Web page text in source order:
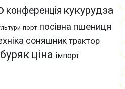
конференція кукурудза
порт посівна пшениця
соняшник трактор
ціна імпорт